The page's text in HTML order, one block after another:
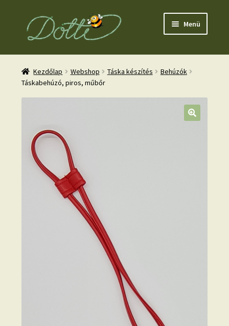
Ugrás
Kilépés
Menü
Kezdőlap Webshop Táska készítés
Behúzók
Táskabehúzó, piros, műbőr